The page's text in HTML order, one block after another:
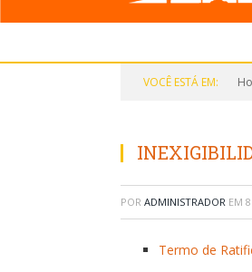
VOCÊ ESTÁ EM:
POR ADMINISTRADOR EM
Termo de